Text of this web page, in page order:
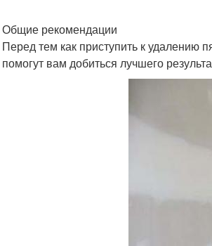
Общие рекомендации
Перед тем как приступить к удалению
помогут вам добиться лучшего